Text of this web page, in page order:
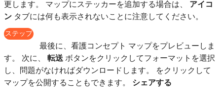
更します。 マップにステッカーを追加する場合は、 アイコ
ン タブには何も表示されないことに注意してください。
ステップ
最後に、看護コンセプト マップをプレビューしま
す。 次に、 転送 ボタンをクリックしてフォーマットを選択
し、問題がなければダウンロードします。 をクリックして
マップを公開することもできます。 シェアする